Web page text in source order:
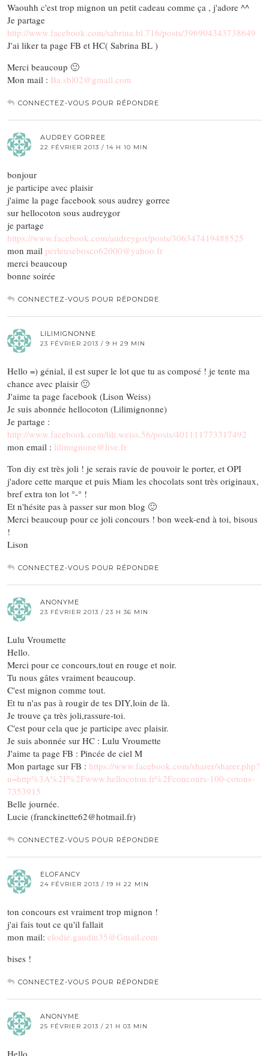
Waouhh c'est trop mignon un petit cadeau comme ça , j'adore ^^
Je partage
http://www.facebook.com/sabrina.bl.716/posts/396904343738649
J'ai liker ta page FB et HC( Sabrina BL )
Merci beaucoup 🙂
Mon mail : Ba.sbl02@gmail.com
CONNECTEZ-VOUS POUR RÉPONDRE
AUDREY GORREE
22 FÉVRIER 2013 / 14 H 10 MIN
bonjour
je participe avec plaisir
j'aime la page facebook sous audrey gorree
sur hellocoton sous audreygor
je partage
https://www.facebook.com/audreygor/posts/306347419488525
mon mail perleusebosco62000@yahoo.fr
merci beaucoup
bonne soirée
CONNECTEZ-VOUS POUR RÉPONDRE
LILIMIGNONNE
23 FÉVRIER 2013 / 9 H 29 MIN
Hello =) génial, il est super le lot que tu as composé ! je tente ma
chance avec plaisir 🙂
J'aime ta page facebook (Lison Weiss)
Je suis abonnée hellocoton (Lilimignonne)
Je partage :
http://www.facebook.com/lili.weiss.56/posts/401111773317492
mon email : lilimignone@live.fr
Ton diy est très joli ! je serais ravie de pouvoir le porter, et OPI
j'adore cette marque et puis Miam les chocolats sont très originaux,
bref extra ton lot °-° !
Et n'hésite pas à passer sur mon blog 🙂
Merci beaucoup pour ce joli concours ! bon week-end à toi, bisous
!
Lison
CONNECTEZ-VOUS POUR RÉPONDRE
ANONYME
23 FÉVRIER 2013 / 23 H 36 MIN
Lulu Vroumette
Hello.
Merci pour ce concours,tout en rouge et noir.
Tu nous gâtes vraiment beaucoup.
C'est mignon comme tout.
Et tu n'as pas à rougir de tes DIY,loin de là.
Je trouve ça très joli,rassure-toi.
C'est pour cela que je participe avec plaisir.
Je suis abonnée sur HC : Lulu Vroumette
J'aime ta page FB : Pincée de ciel M
Mon partage sur FB : https://www.facebook.com/sharer/sharer.php?
u=http%3A%2F%2Fwww.hellocoton.fr%2Fconcours-100-cotons-
7353915
Belle journée.
Lucie (franckinette62@hotmail.fr)
CONNECTEZ-VOUS POUR RÉPONDRE
ELOFANCY
24 FÉVRIER 2013 / 19 H 22 MIN
ton concours est vraiment trop mignon !
j'ai fais tout ce qu'il fallait
mon mail: elodie.gaudin35@Gmail.com
bises !
CONNECTEZ-VOUS POUR RÉPONDRE
ANONYME
25 FÉVRIER 2013 / 21 H 03 MIN
Hello,